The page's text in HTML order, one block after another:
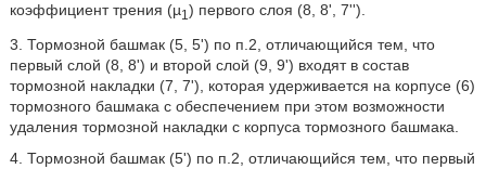
коэффициент трения (µ1 ) первого слоя (8, 8', 7'').
3. Тормозной башмак (5, 5') по п.2, отличающийся тем, что
первый слой (8, 8') и второй слой (9, 9') входят в состав
тормозной накладки (7, 7'), которая удерживается на корпусе (6)
тормозного башмака с обеспечением при этом возможности
удаления тормозной накладки с корпуса тормозного башмака.
4. Тормозной башмак (5') по п.2, отличающийся тем, что первый